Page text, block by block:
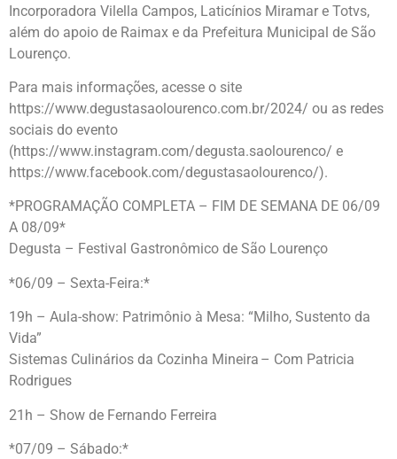
Incorporadora Vilella Campos, Laticínios Miramar e Totvs,
além do apoio de Raimax e da Prefeitura Municipal de São
Lourenço.
Para mais informações, acesse o site
https://www.degustasaolourenco.com.br/2024/ ou as redes
sociais do evento
(https://www.instagram.com/degusta.saolourenco/ e
https://www.facebook.com/degustasaolourenco/).
*PROGRAMAÇÃO COMPLETA – FIM DE SEMANA DE 06/09
A 08/09*
Degusta – Festival Gastronômico de São Lourenço
*06/09 – Sexta-Feira:*
19h – Aula-show: Patrimônio à Mesa: “Milho, Sustento da
Vida”
Sistemas Culinários da Cozinha Mineira – Com Patricia
Rodrigues
21h – Show de Fernando Ferreira
*07/09 – Sábado:*